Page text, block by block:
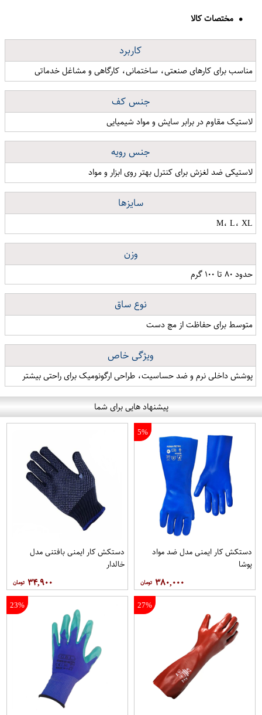
مختصات کالا
کاربرد
مناسب برای کارهای صنعتی، ساختمانی، کارگاهی و مشاغل خدماتی
جنس کف
لاستیک مقاوم در برابر سایش و مواد شیمیایی
جنس رویه
لاستیکی ضد لغزش برای کنترل بهتر روی ابزار و مواد
سایزها
M، L، XL
وزن
حدود ۸۰ تا ۱۰۰ گرم
نوع ساق
متوسط برای حفاظت از مچ دست
ویژگی خاص
پوشش داخلی نرم و ضد حساسیت، طراحی ارگونومیک برای راحتی بیشتر
پیشنهاد هایی برای شما
5%
دستکش کار ایمنی مدل ضد مواد
پوشا
۳۸۰,۰۰۰
دستکش کار ایمنی بافتنی مدل
خالدار
۳۴,۹۰۰
27%
23%